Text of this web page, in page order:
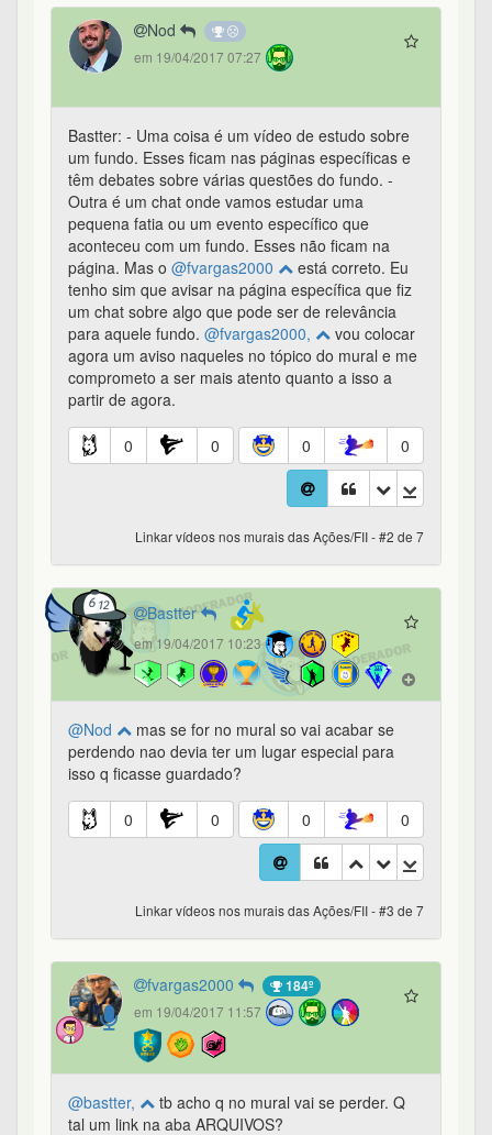
Nod
em 19/04/2017 07:27
Bastter: - Uma coisa é um vídeo de estudo sobre
um fundo. Esses ficam nas páginas específicas e
têm debates sobre várias questões do fundo. -
Outra é um chat onde vamos estudar uma
pequena fatia ou um evento específico que
aconteceu com um fundo. Esses não ficam na
página. Mas o @fvargas2000
está correto. Eu
tenho sim que avisar na página específica que fiz
um chat sobre algo que pode ser de relevância
para aquele fundo. @fvargas2000,
vou colocar
agora um aviso naqueles no tópico do mural e me
comprometo a ser mais atento quanto a isso a
partir de agora.
0 0 0 0
Linkar vídeos nos murais das Ações/FII - #2 de 7
Bastter
em 19/04/2017 10:23
@Nod
mas se for no mural so vai acabar se
perdendo nao devia ter um lugar especial para
isso q ficasse guardado?
0 0 0 0
Linkar vídeos nos murais das Ações/FII - #3 de 7
fvargas2000 184º
em 19/04/2017 11:57
@bastter,
tb acho q no mural vai se perder. Q
tal um link na aba ARQUIVOS?